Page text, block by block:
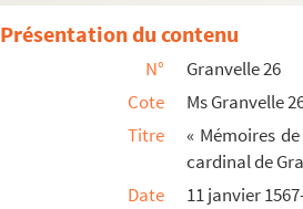
272. Sentences prononcées contre les
274. Lettre écrite au roi d'Espagne par le
276. Le contrôleur Jean de Malpas au
278. Cl. Belin au cardinal. Bruxelles, 20 juin
280. Le chapitre de Cambrai au cardinal.
282. Le cardinal à Claude Belin. Rome, 26
Présentation du contenu
N°
Granvelle 26
Cote
Ms Granvelle
Titre
« Mémoires
cardinal de
Date
11 janvier